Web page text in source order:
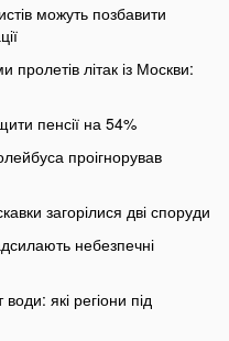
можуть позбавити
пролетів літак із Москви:
пенсії на 54%
проігнорував
загорілися дві споруди
небезпечні
які регіони під